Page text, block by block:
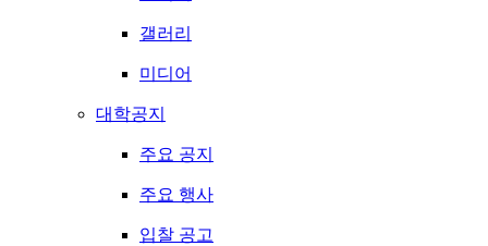
갤러리
미디어
대학공지
주요 공지
주요 행사
입찰 공고